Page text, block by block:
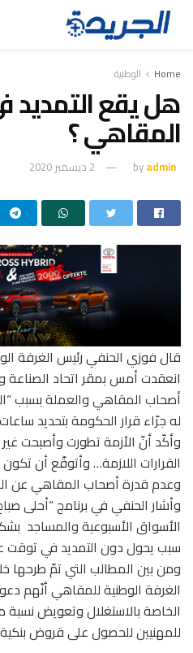
Home الوطنية
هل يقع
المقاهي ؟
byadmin 2 ديسمبر 2020
قال فوزي الحنفي رئيس الغرفة
انعقدت أمس بمقر اتحاد الصناعة
أصحاب المقاهي والعملة بسبب
له جرّاء قرار الحكومة بتحديد ساعات
وأكّد أنّ الأزمة تطورت وأصبحت غير
القرارات اللازمة… وأتوقّع أن
وعدم قدرة أصحاب المقاهي عن
وأشار الحنفي في برنامج “أحلى
الأسواق الأسبوعية والمساجد
سبب يحول دون التمديد في
ومن بين المطالب التي تمّ طرحها
الغرفة الوطنية للمقاهي أنّهم
الخاصة بالاستغلال وتعويض نسبة
للمهنيين للحصول على قروض